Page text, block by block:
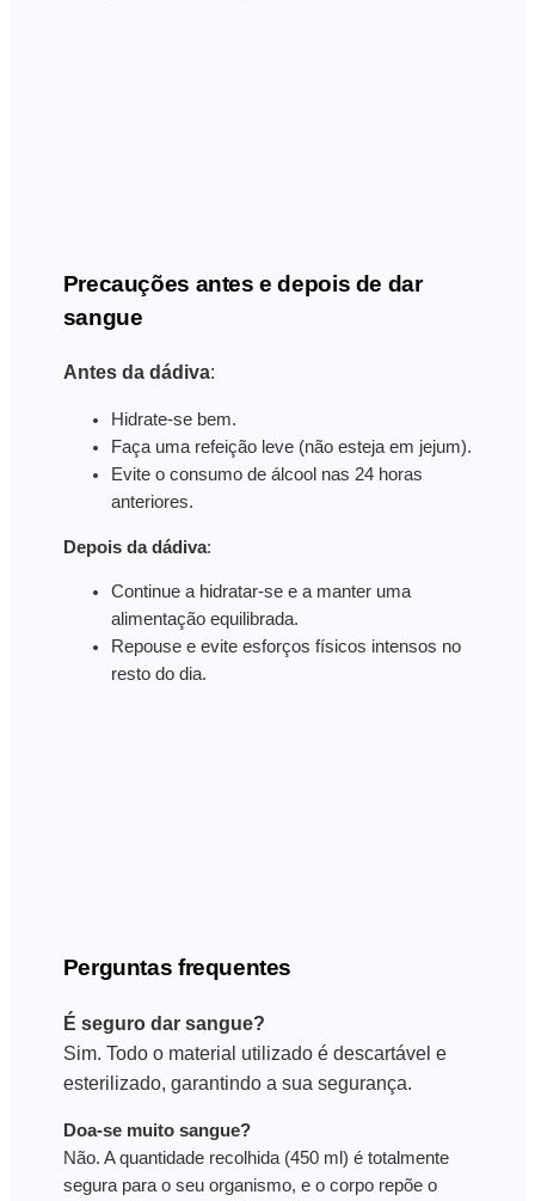
Precauções antes e depois de dar
sangue
Antes da dádiva:
Hidrate-se bem.
Faça uma refeição leve (não esteja em jejum).
Evite o consumo de álcool nas 24 horas
anteriores.
Depois da dádiva:
Continue a hidratar-se e a manter uma
alimentação equilibrada.
Repouse e evite esforços físicos intensos no
resto do dia.
Perguntas frequentes
É seguro dar sangue?
Sim. Todo o material utilizado é descartável e
esterilizado, garantindo a sua segurança.
Doa-se muito sangue?
Não. A quantidade recolhida (450 ml) é totalmente
segura para o seu organismo, e o corpo repõe o